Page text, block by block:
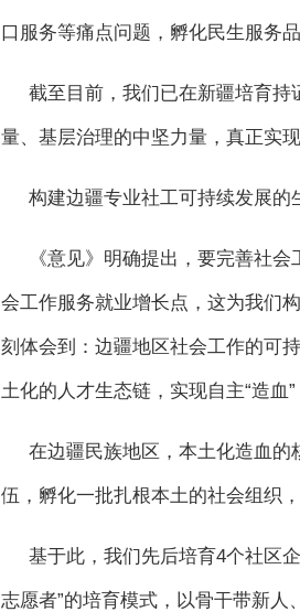
口服务等痛点问题，孵化民生服务
截至目前，我们已在新疆培育
量、基层治理的中坚力量，真正实
构建边疆专业社工可持续发展的
《意见》明确提出，要完善社
会工作服务就业增长点，这为我们
刻体会到：边疆地区社会工作的可
土化的人才生态链，实现自主“造血
在边疆民族地区，本土化造血
伍，孵化一批扎根本土的社会组织
基于此，我们先后培育4个社区
志愿者”的培育模式，以骨干带新